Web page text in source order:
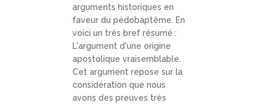
arguments historiques en
faveur du pédobaptême. En
voici un très bref résumé :
L'argument d'une origine
apostolique vraisemblable.
Cet argument repose sur la
considération que nous
avons des preuves très